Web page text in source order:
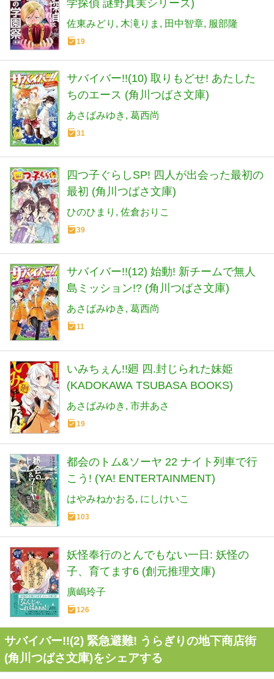
学探偵 謎野真実シリーズ)
佐東みどり 木滝りま 田中智章 服部隆
19
サバイバー!!(10) 取りもどせ! あたした
ちのエース (角川つばさ文庫)
あさばみゆき 葛西尚
31
四つ子ぐらしSP! 四人が出会った最初の
最初 (角川つばさ文庫)
ひのひまり 佐倉おりこ
39
サバイバー!!(12) 始動! 新チームで無人
島ミッション!? (角川つばさ文庫)
あさばみゆき 葛西尚
11
いみちぇん!!廻 四.封じられた妹姫
(KADOKAWA TSUBASA BOOKS)
あさばみゆき 市井あさ
19
都会のトム&ソーヤ 22 ナイト列車で行
こう! (YA! ENTERTAINMENT)
はやみねかおる にしけいこ
103
妖怪奉行のとんでもない一日: 妖怪の
子、育てます6 (創元推理文庫)
廣嶋玲子
126
サバイバー!!(2) 緊急避難! うらぎりの地下商店街
(角川つばさ文庫)をシェアする